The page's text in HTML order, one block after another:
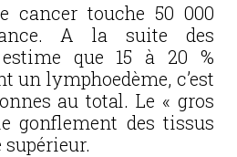
cancer touche 50 000
A la suite des
que 15 à 20 %
un lymphoedème, c’est
au total. Le « gros
gonflement des tissus